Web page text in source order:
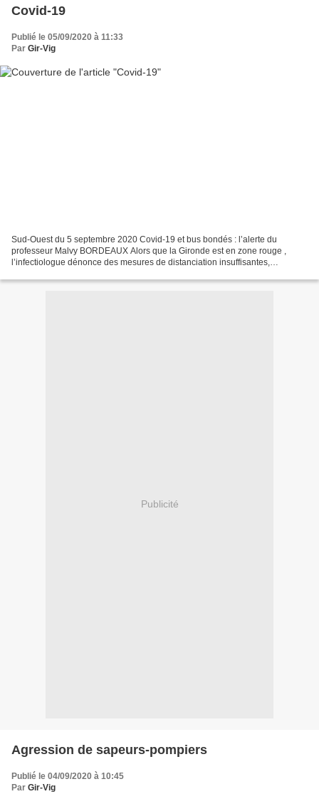
Covid-19
Publié le 05/09/2020 à 11:33
Par Gir-Vig
Sud-Ouest du 5 septembre 2020 Covid-19 et bus bondés : l’alerte du
professeur Malvy BORDEAUX Alors que la Gironde est en zone rouge ,
l’infectiologue dénonce des mesures de distanciation insuffisantes,
Publicité
Agression de sapeurs-pompiers
Publié le 04/09/2020 à 10:45
Par Gir-Vig